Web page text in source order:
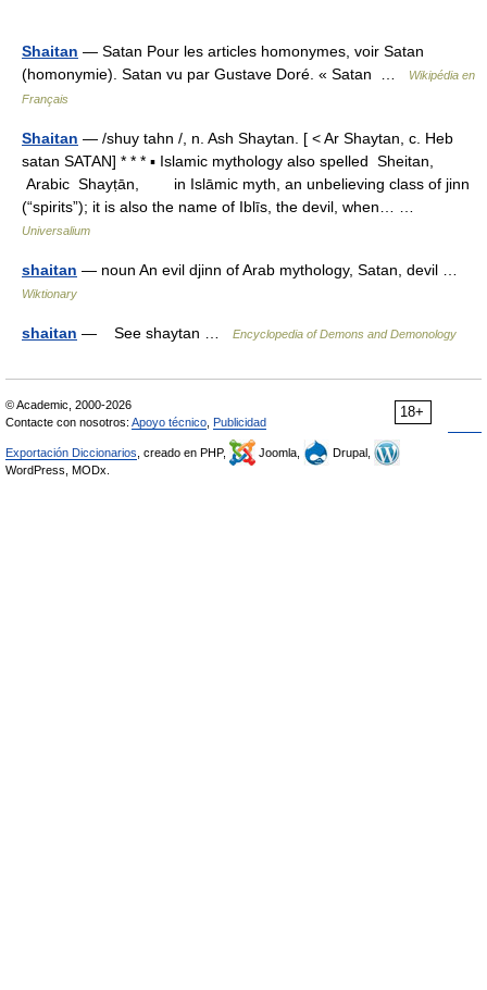
Shaitan — Satan Pour les articles homonymes, voir Satan
(homonymie). Satan vu par Gustave Doré. « Satan …
Wikipédia en
Français
Shaitan — /shuy tahn /, n. Ash Shaytan. [ < Ar Shaytan, c. Heb
satan SATAN] * * * ▪ Islamic mythology also spelled Sheitan,
Arabic Shayṭān, in Islāmic myth, an unbelieving class of jinn
(“spirits”); it is also the name of Iblīs, the devil, when… …
Universalium
shaitan — noun An evil djinn of Arab mythology, Satan, devil …
Wiktionary
shaitan — See shaytan … Encyclopedia of Demons and Demonology
18+
© Academic, 2000-2026
Contacte con nosotros: Apoyo técnico Publicidad
Exportación Diccionarios , creado en PHP, Joomla,
Drupal,
WordPress, MODx.